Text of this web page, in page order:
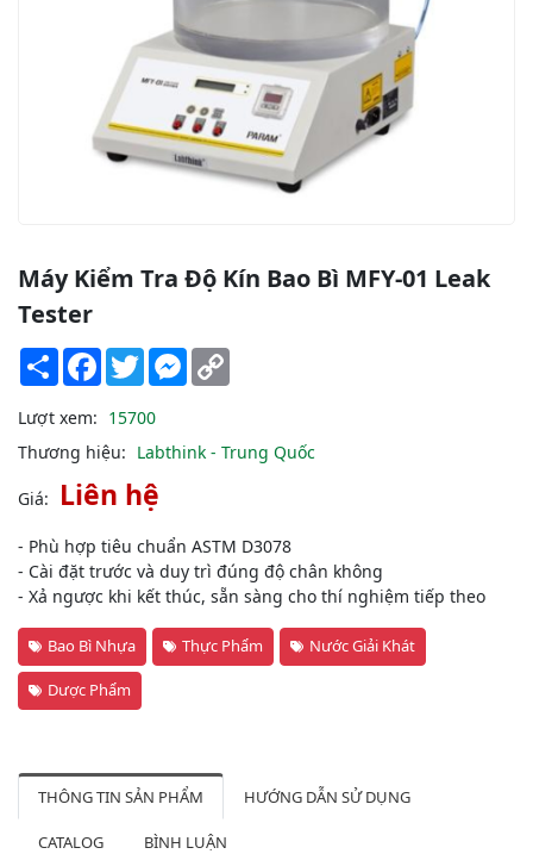
Máy Kiểm Tra Độ Kín Bao Bì MFY-01 Leak
Tester
Share Facebook
TwitterMessenger
Lượt xem: 15700
Thương hiệu: Labthink - Trung Quốc
Giá: Liên hệ
- Phù hợp tiêu chuẩn ASTM D3078
- Cài đặt trước và duy trì đúng độ chân không
- Xả ngược khi kết thúc, sẵn sàng cho thí nghiệm tiếp theo
Bao Bì Nhựa Thực Phẩm Nước Giải Khát
Dược Phẩm
THÔNG TIN SẢN PHẨM HƯỚNG DẪN SỬ DỤNG
CATALOG BÌNH LUẬN